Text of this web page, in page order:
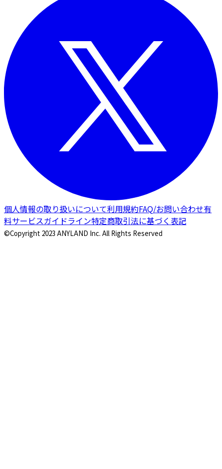
個人情報の取り扱いについて利用規約FAQ/お問い合わせ有
料サービスガイドライン特定商取引法に基づく表記
©Copyright 2023 ANYLAND Inc. All Rights Reserved